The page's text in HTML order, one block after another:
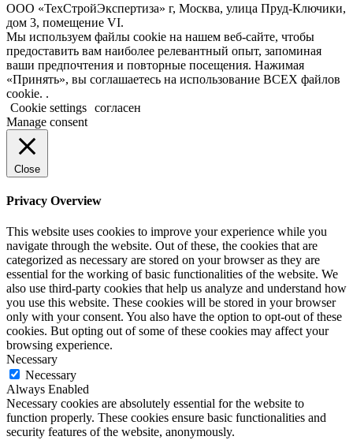
ООО «ТехСтройЭкспертиза» г, Москва, улица Пруд-Ключики,
дом 3, помещение VI.
Мы используем файлы cookie на нашем веб-сайте, чтобы
предоставить вам наиболее релевантный опыт, запоминая
ваши предпочтения и повторные посещения. Нажимая
«Принять», вы соглашаетесь на использование ВСЕХ файлов
cookie. .
Cookie settings согласен
Manage consent
Close
Privacy Overview
This website uses cookies to improve your experience while you
navigate through the website. Out of these, the cookies that are
categorized as necessary are stored on your browser as they are
essential for the working of basic functionalities of the website. We
also use third-party cookies that help us analyze and understand how
you use this website. These cookies will be stored in your browser
only with your consent. You also have the option to opt-out of these
cookies. But opting out of some of these cookies may affect your
browsing experience.
Necessary
Necessary
Always Enabled
Necessary cookies are absolutely essential for the website to
function properly. These cookies ensure basic functionalities and
security features of the website, anonymously.